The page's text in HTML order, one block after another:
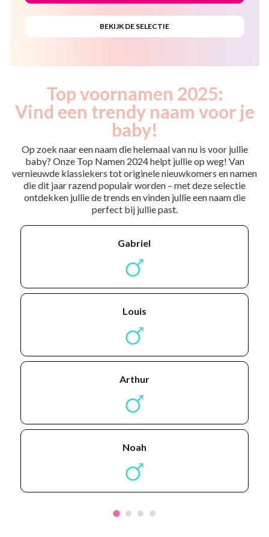
Top voornamen 2025:
Vind een trendy naam voor je
baby!
Op zoek naar een naam die helemaal van nu is voor jullie
baby? Onze Top Namen 2024 helpt jullie op weg! Van
vernieuwde klassiekers tot originele nieuwkomers en namen
die dit jaar razend populair worden – met deze selectie
ontdekken jullie de trends en vinden jullie een naam die
perfect bij jullie past.
gabriel
louis
arthur
noah